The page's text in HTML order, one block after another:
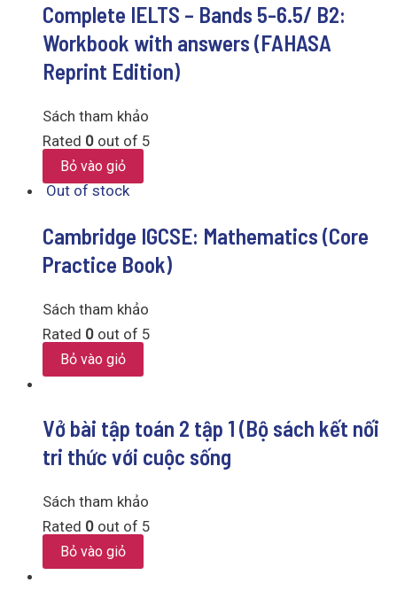
Complete IELTS – Bands 5-6.5/ B2:
Workbook with answers (FAHASA
Reprint Edition)
Sách tham khảo
Rated 0 out of 5
Bỏ vào giỏ
Out of stock
Cambridge IGCSE: Mathematics (Core
Practice Book)
Sách tham khảo
Rated 0 out of 5
Bỏ vào giỏ
Vở bài tập toán 2 tập 1 (Bộ sách kết nối
tri thức với cuộc sống
Sách tham khảo
Rated 0 out of 5
Bỏ vào giỏ